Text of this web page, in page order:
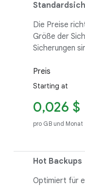
Die Preise
Größe der
Sicherungen
Preis
Starting at
0,026 $
pro GB und Monat
Hot Backups
Optimiert für